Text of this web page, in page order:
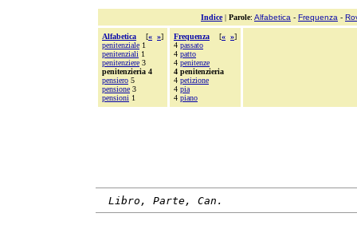
Indice| Parole: Alfabetica - Frequenza -
Alfabetica [« »]
penitenziale 1
penitenziali 1
penitenziere 3
penitenzieria 4
pensiero 5
pensione 3
pensioni 1
Frequenza [« »]
4 passato
4 patto
4 penitenze
4 penitenzieria
4 petizione
4 pia
4 piano
Libro, Parte, Can.